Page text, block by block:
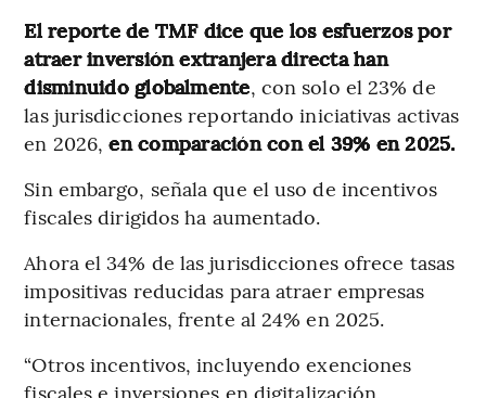
El reporte de TMF dice que los esfuerzos por
atraer inversión extranjera directa han
disminuido globalmente, con solo el 23% de
las jurisdicciones reportando iniciativas activas
en 2026, en comparación con el 39% en 2025.
Sin embargo, señala que el uso de incentivos
fiscales dirigidos ha aumentado.
Ahora el 34% de las jurisdicciones ofrece tasas
impositivas reducidas para atraer empresas
internacionales, frente al 24% en 2025.
“Otros incentivos, incluyendo exenciones
fiscales e inversiones en digitalización,